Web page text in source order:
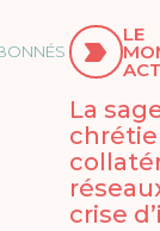
LE
La
crise